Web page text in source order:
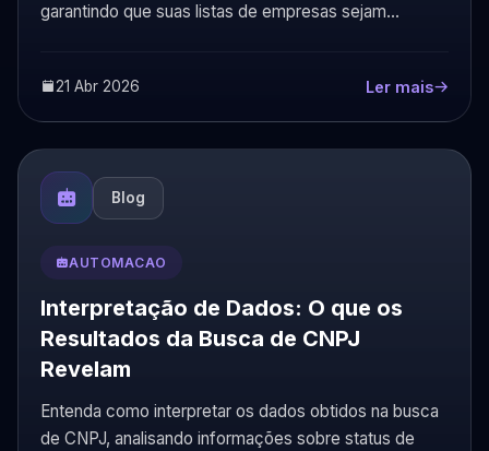
garantindo que suas listas de empresas sejam
21 Abr 2026 Ler mais
Blog
AUTOMACAO
Interpretação de Dados: O que os
Resultados da Busca de CNPJ
Revelam
Entenda como interpretar os dados obtidos na busca
de CNPJ, analisando informações sobre status de